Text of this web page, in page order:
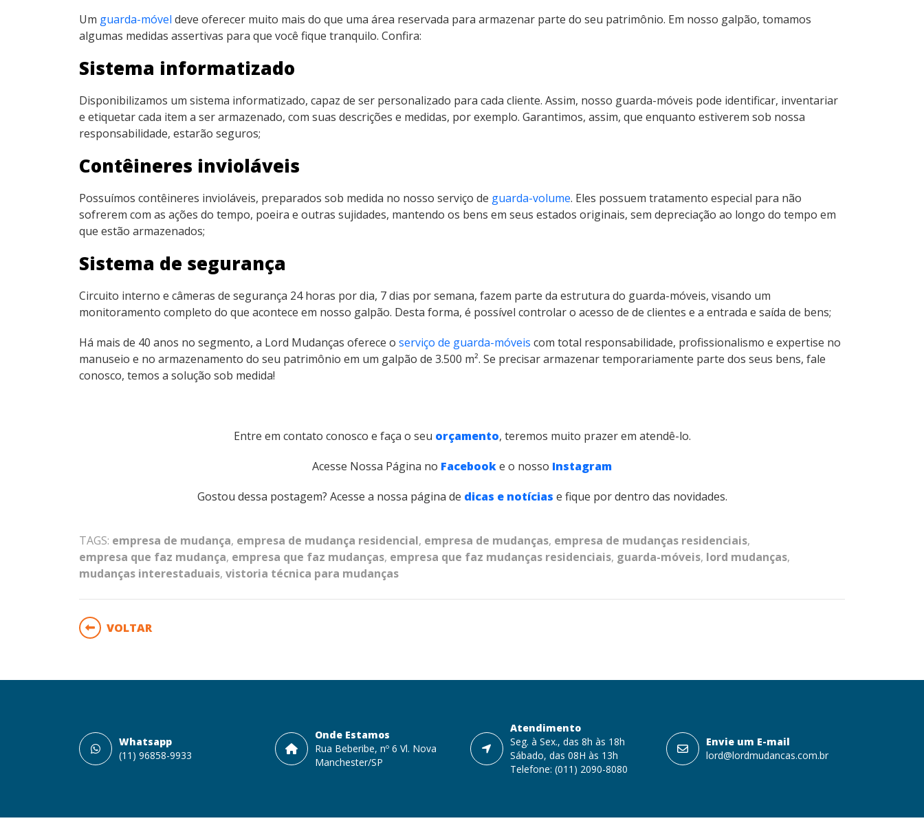
Um guarda-móvel deve oferecer muito mais do que uma área reservada para armazenar parte do seu patrimônio. Em nosso galpão, tomamos
algumas medidas assertivas para que você fique tranquilo. Confira:
Sistema informatizado
Disponibilizamos um sistema informatizado, capaz de ser personalizado para cada cliente. Assim, nosso guarda-móveis pode identificar, inventariar
e etiquetar cada item a ser armazenado, com suas descrições e medidas, por exemplo. Garantimos, assim, que enquanto estiverem sob nossa
responsabilidade, estarão seguros;
Contêineres invioláveis
Possuímos contêineres invioláveis, preparados sob medida no nosso serviço de guarda-volume. Eles possuem tratamento especial para não
sofrerem com as ações do tempo, poeira e outras sujidades, mantendo os bens em seus estados originais, sem depreciação ao longo do tempo em
que estão armazenados;
Sistema de segurança
Circuito interno e câmeras de segurança 24 horas por dia, 7 dias por semana, fazem parte da estrutura do guarda-móveis, visando um
monitoramento completo do que acontece em nosso galpão. Desta forma, é possível controlar o acesso de de clientes e a entrada e saída de bens;
Há mais de 40 anos no segmento, a Lord Mudanças oferece o serviço de guarda-móveis com total responsabilidade, profissionalismo e expertise no
manuseio e no armazenamento do seu patrimônio em um galpão de 3.500 m². Se precisar armazenar temporariamente parte dos seus bens, fale
conosco, temos a solução sob medida!
Entre em contato conosco e faça o seu orçamento, teremos muito prazer em atendê-lo.
Acesse Nossa Página no Facebooke o nosso Instagram
Gostou dessa postagem? Acesse a nossa página de dicas e notícias e fique por dentro das novidades.
TAGS: empresa de mudança, empresa de mudança residencial, empresa de mudanças, empresa de mudanças residenciais,
empresa que faz mudança, empresa que faz mudanças, empresa que faz mudanças residenciais, guarda-móveis, lord mudanças,
mudanças interestaduais, vistoria técnica para mudanças
VOLTAR
Whatsapp
(11) 96858-9933
Onde Estamos
Rua Beberibe, nº 6 Vl. Nova
Manchester/SP
Atendimento
Seg. à Sex., das 8h às 18h
Sábado, das 08H às 13h
Telefone: (011) 2090-8080
Envie um E-mail
lord@lordmudancas.com.br